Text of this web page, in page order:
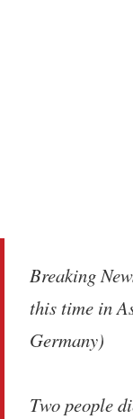
Breaking
this time in
Germany)
Two people